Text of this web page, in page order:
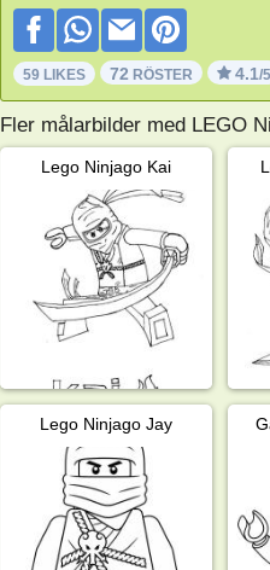
59 LIKES 72 RÖSTER 4.1/5
Fler målarbilder med LEGO
Lego Ninjago Kai
Lego Ninjago Jay